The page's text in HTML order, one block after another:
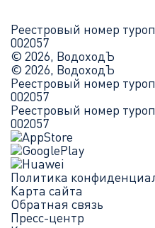
Реестровый номер
002057
© 2026, ВодоходЪ
© 2026, ВодоходЪ
Реестровый номер
002057
Реестровый номер
002057
Политика
Карта сайта
Обратная связь
Пресс-центр